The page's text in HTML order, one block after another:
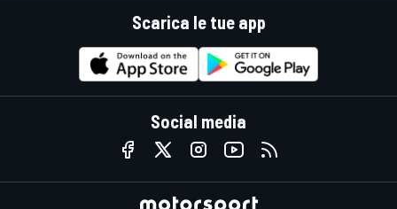
Scarica le tue app
Social media